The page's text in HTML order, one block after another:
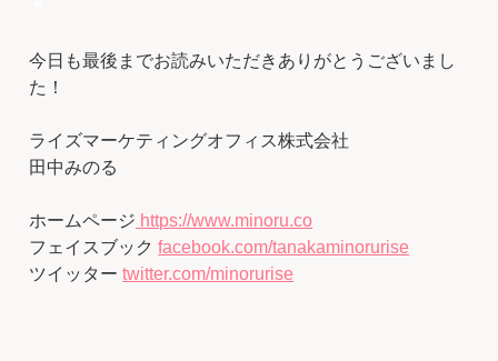
今日も最後までお読みいただきありがとうございまし
た！
ライズマーケティングオフィス株式会社
田中みのる
ホームページ https://www.minoru.co
フェイスブックfacebook.com/tanakaminorurise
ツイッターtwitter.com/minorurise